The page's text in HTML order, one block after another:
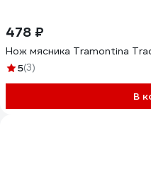
478 ₽
Нож мясника Tramontina
5(3)
В